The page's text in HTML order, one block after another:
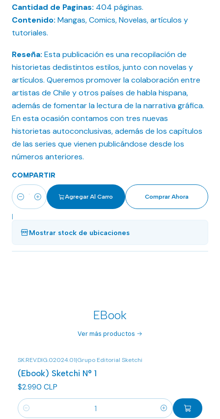
Cantidad de Paginas: 404 páginas.
Contenido: Mangas, Comics, Novelas, artículos y
tutoriales.
Reseña: Esta publicación es una recopilación de
historietas dedistintos estilos, junto con novelas y
artículos. Queremos promover la colaboración entre
artistas de Chile y otros países de habla hispana,
además de fomentar la lectura de la narrativa gráfica.
En esta ocasión contamos con tres nuevas
historietas autoconclusivas, además de los capítulos
de las series que vienen publicándose desde los
números anteriores.
COMPARTIR
Cantidad
Agregar Al Carro Comprar Ahora
|
Mostrar stock de ubicaciones
EBook
Ver más productos
SK.REV.DIG.02024.01|Grupo Editorial Sketchi
(Ebook) Sketchi N° 1
$2.990 CLP
Cantidad